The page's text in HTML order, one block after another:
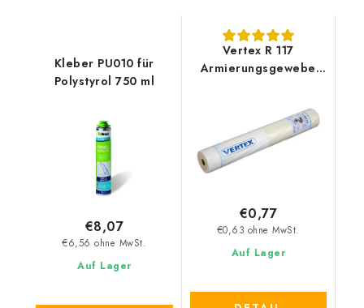
Kleber PU010 für
Polystyrol 750 ml
Auf Lager
€6,56 ohne MwSt.
€8,07
Vertex R 117
Armierungsgewebe
Auf Lager
€0,63 ohne MwSt.
€0,77